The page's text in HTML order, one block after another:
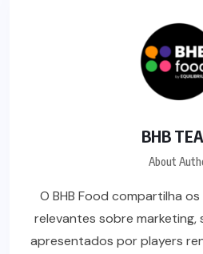
BHB
About
O BHB Food compartilha
relevantes sobre marketing,
apresentados por players